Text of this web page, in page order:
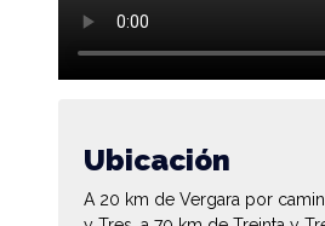
Ubicación
A 20 km de Vergara por